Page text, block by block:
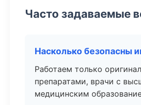
Часто задаваемые
Насколько безопасны
Работаем только
препаратами, врачи с
медицинским